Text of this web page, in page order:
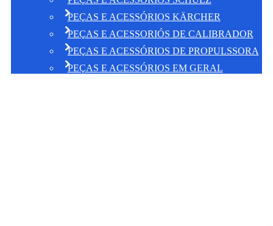
chevron_right
chevron_right
PEÇAS E ACESSÓRIOS KÄRCHER
chevron_right
chevron_right
PEÇAS E ACESSORIÓS DE CALIBRADOR
chevron_right
chevron_right
PEÇAS E ACESSÓRIOS DE PROPULSSORA
chevron_right
chevron_right
PEÇAS E ACESSÓRIOS EM GERAL